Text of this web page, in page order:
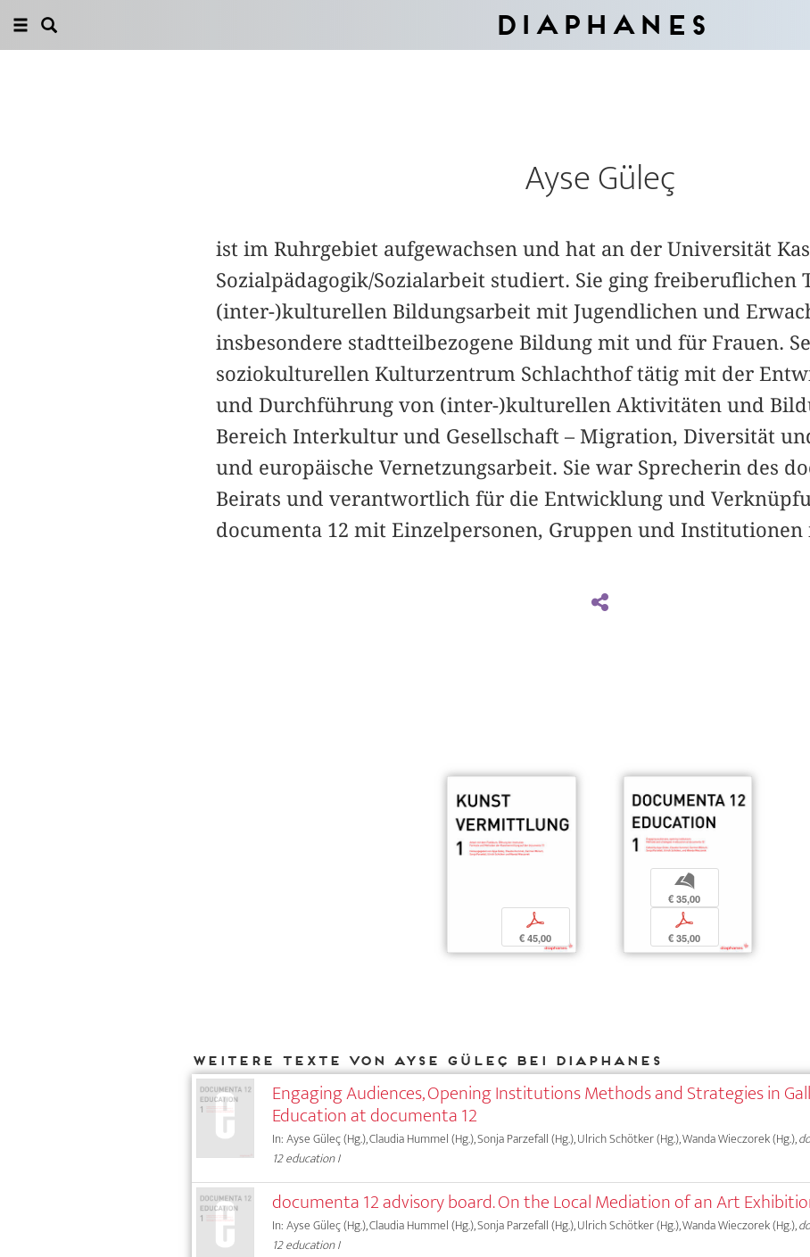
Diaphanes
Ayse Güleç
ist im Ruhrgebiet aufgewachsen und hat an der Universität
Sozialpädagogik/Sozialarbeit studiert. Sie ging freiberuflichen
(inter-)kulturellen Bildungsarbeit mit Jugendlichen und
insbesondere stadtteilbezogene Bildung mit und für Frauen.
soziokulturellen Kulturzentrum Schlachthof tätig mit der
und Durchführung von (inter-)kulturellen Aktivitäten und
Bereich Interkultur und Gesellschaft – Migration, Diversität
und europäische Vernetzungsarbeit. Sie war Sprecherin des
Beirats und verantwortlich für die Entwicklung und
documenta 12 mit Einzelpersonen, Gruppen und Institutionen
p
€ 45,00
b
€ 35,00
p
€ 35,00
Weitere Texte von Ayse Güleç bei DIAPHANES
Engaging Audiences, Opening Institutions Methods and Strategies in
Education at documenta 12
In: Ayse Güleç (Hg.), Claudia Hummel (Hg.), Sonja Parzefall (Hg.), Ulrich Schötker (Hg.), Wanda Wieczorek (Hg.),
12 education I
documenta 12 advisory board. On the Local Mediation of an Art
In: Ayse Güleç (Hg.), Claudia Hummel (Hg.), Sonja Parzefall (Hg.), Ulrich Schötker (Hg.), Wanda Wieczorek (Hg.),
12 education I